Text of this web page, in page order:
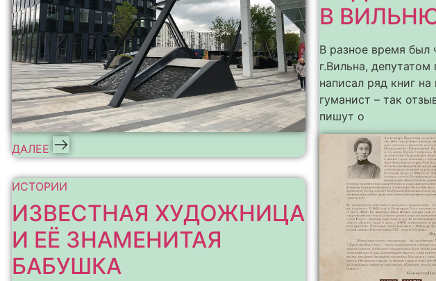
ДАЛЕЕ
В
В разное время был
г.Вильна,
написал ряд книг
гуманист – так
пишут о
ИСТОРИИ
ИЗВЕСТНАЯ ХУДОЖНИЦА
И ЕЁ ЗНАМЕНИТАЯ
БАБУШКА